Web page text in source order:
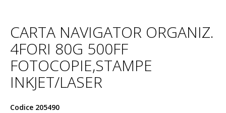
CARTA NAVIGATOR ORGANIZ.
4FORI 80G 500FF
FOTOCOPIE,STAMPE
INKJET/LASER
Codice 205490